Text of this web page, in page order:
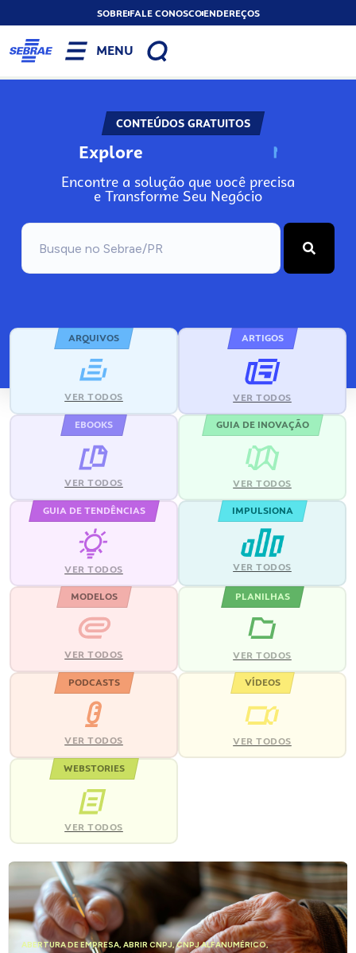
SOBREFALE CONOSCOENDEREÇOS
MENU
CONTEÚDOS GRATUITOS
Explore N
Encontre a solução que você precisa
e Transforme Seu Negócio
ARQUIVOS
VER TODOS
ARTIGOS
VER TODOS
EBOOKS
VER TODOS
GUIA DE INOVAÇÃO
VER TODOS
GUIA DE TENDÊNCIAS
VER TODOS
IMPULSIONA
VER TODOS
MODELOS
VER TODOS
PLANILHAS
VER TODOS
PODCASTS
VER TODOS
VÍDEOS
VER TODOS
WEBSTORIES
VER TODOS
ABERTURA DE EMPRESA, ABRIR CNPJ,CNPJ ALFANUMÉRICO,